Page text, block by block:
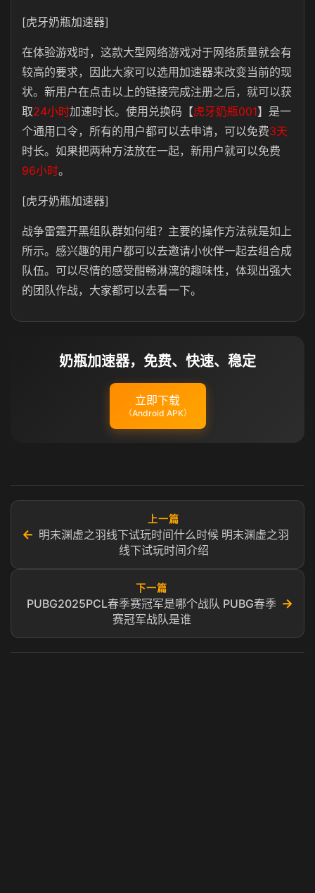
[虎牙奶瓶加速器]
在体验游戏时，这款大型网络游戏对于网络质量就会有
较高的要求，因此大家可以选用加速器来改变当前的现
状。新用户在点击以上的链接完成注册之后，就可以获
取24小时加速时长。使用兑换码【虎牙奶瓶001】是一
个通用口令，所有的用户都可以去申请，可以免费3天
时长。如果把两种方法放在一起，新用户就可以免费
96小时。
[虎牙奶瓶加速器]
战争雷霆开黑组队群如何组？主要的操作方法就是如上
所示。感兴趣的用户都可以去邀请小伙伴一起去组合成
队伍。可以尽情的感受酣畅淋漓的趣味性，体现出强大
的团队作战，大家都可以去看一下。
奶瓶加速器，免费、快速、稳定
立即下载
（Android APK）
←
上一篇
明末渊虚之羽线下试玩时间什么时候 明末渊虚之羽
线下试玩时间介绍
下一篇
PUBG2025PCL春季赛冠军是哪个战队 PUBG春季
赛冠军战队是谁
→